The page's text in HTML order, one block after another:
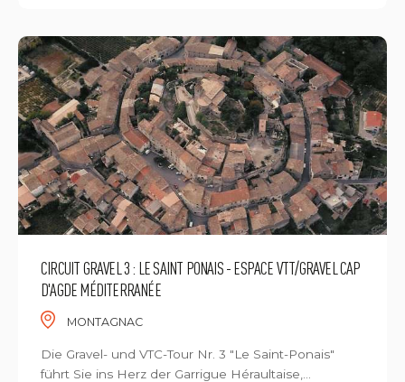
CIRCUIT GRAVEL 3 : LE SAINT PONAIS - ESPACE VTT/GRAVEL CAP
D'AGDE MÉDITERRANÉE
MONTAGNAC
Die Gravel- und VTC-Tour Nr. 3 "Le Saint-Ponais"
führt Sie ins Herz der Garrigue Héraultaise,...